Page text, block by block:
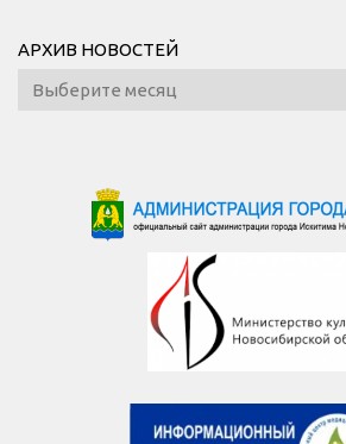
АРХИВ НОВОСТЕЙ
Архив
новостей